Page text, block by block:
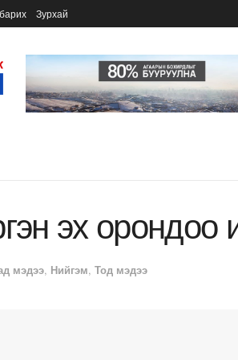
Зурхай
эх орондоо
мэдээ, Нийгэм, Тод мэдээ